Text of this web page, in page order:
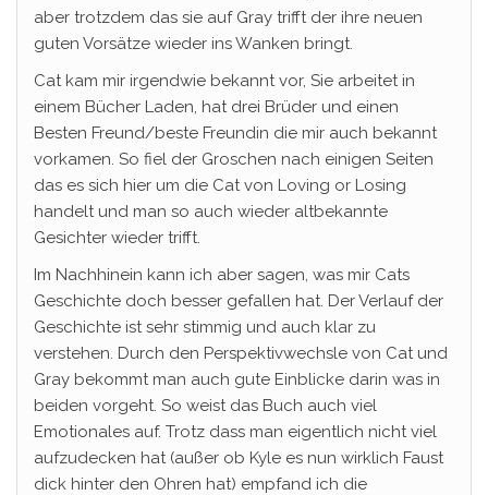
aber trotzdem das sie auf Gray trifft der ihre neuen
guten Vorsätze wieder ins Wanken bringt.
Cat kam mir irgendwie bekannt vor, Sie arbeitet in
einem Bücher Laden, hat drei Brüder und einen
Besten Freund/beste Freundin die mir auch bekannt
vorkamen. So fiel der Groschen nach einigen Seiten
das es sich hier um die Cat von Loving or Losing
handelt und man so auch wieder altbekannte
Gesichter wieder trifft.
Im Nachhinein kann ich aber sagen, was mir Cats
Geschichte doch besser gefallen hat. Der Verlauf der
Geschichte ist sehr stimmig und auch klar zu
verstehen. Durch den Perspektivwechsle von Cat und
Gray bekommt man auch gute Einblicke darin was in
beiden vorgeht. So weist das Buch auch viel
Emotionales auf. Trotz dass man eigentlich nicht viel
aufzudecken hat (außer ob Kyle es nun wirklich Faust
dick hinter den Ohren hat) empfand ich die